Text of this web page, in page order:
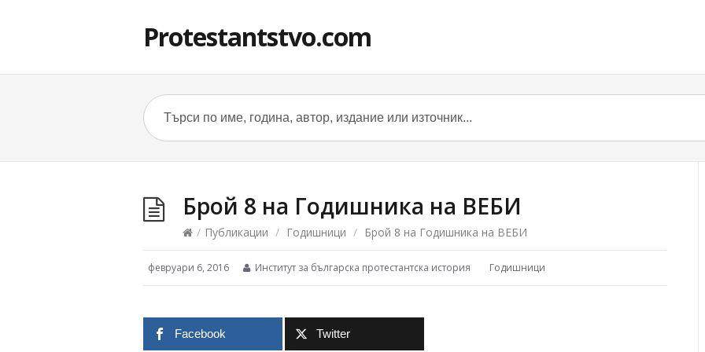
Protestantstvo.com
Брой 8 на Годишника на ВЕБИ
/ Публикации / Годишници / Брой 8 на Годишника на ВЕБИ
февруари 6, 2016 Институт за българска протестантска история Годишници
Facebook Twitter